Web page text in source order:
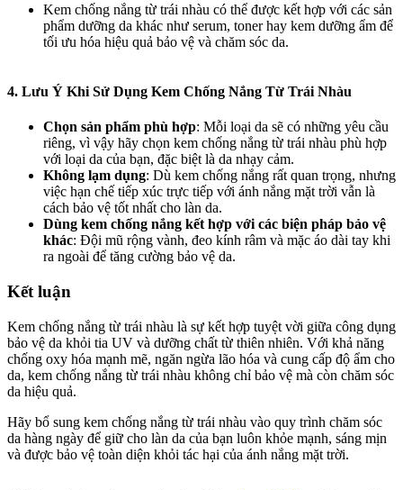
Kem chống nắng từ trái nhàu có thể được kết hợp với các sản
phẩm dưỡng da khác như serum, toner hay kem dưỡng ẩm để
tối ưu hóa hiệu quả bảo vệ và chăm sóc da.
4. Lưu Ý Khi Sử Dụng Kem Chống Nắng Từ Trái Nhàu
Chọn sản phẩm phù hợp: Mỗi loại da sẽ có những yêu cầu
riêng, vì vậy hãy chọn kem chống nắng từ trái nhàu phù hợp
với loại da của bạn, đặc biệt là da nhạy cảm.
Không lạm dụng: Dù kem chống nắng rất quan trọng, nhưng
việc hạn chế tiếp xúc trực tiếp với ánh nắng mặt trời vẫn là
cách bảo vệ tốt nhất cho làn da.
Dùng kem chống nắng kết hợp với các biện pháp bảo vệ
khác: Đội mũ rộng vành, đeo kính râm và mặc áo dài tay khi
ra ngoài để tăng cường bảo vệ da.
Kết luận
Kem chống nắng từ trái nhàu là sự kết hợp tuyệt vời giữa công dụng
bảo vệ da khỏi tia UV và dưỡng chất từ thiên nhiên. Với khả năng
chống oxy hóa mạnh mẽ, ngăn ngừa lão hóa và cung cấp độ ẩm cho
da, kem chống nắng từ trái nhàu không chỉ bảo vệ mà còn chăm sóc
da hiệu quả.
Hãy bổ sung kem chống nắng từ trái nhàu vào quy trình chăm sóc
da hàng ngày để giữ cho làn da của bạn luôn khỏe mạnh, sáng mịn
và được bảo vệ toàn diện khỏi tác hại của ánh nắng mặt trời.